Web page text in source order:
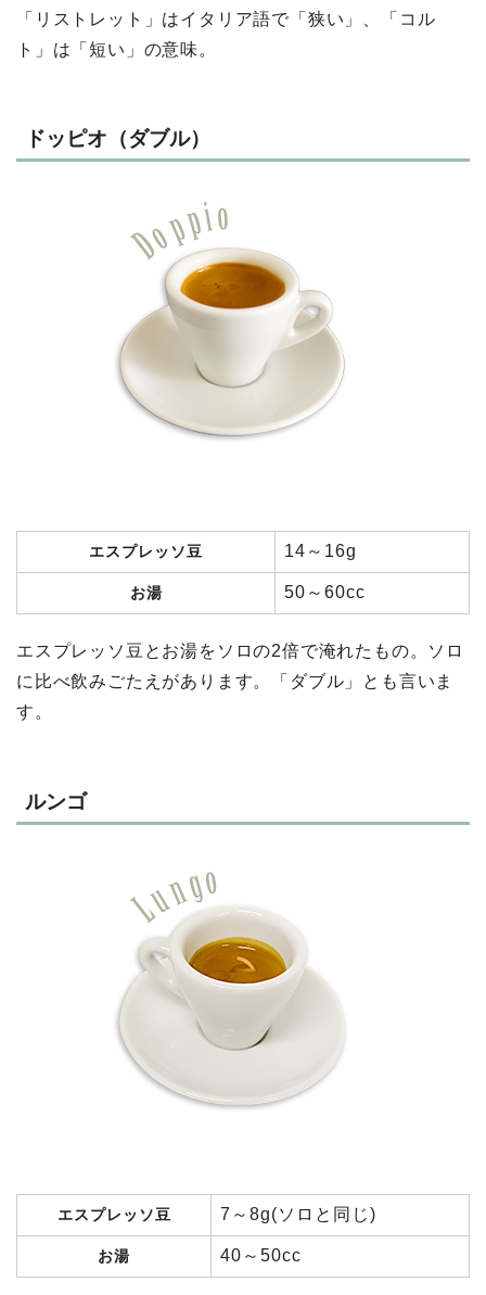
「リストレット」はイタリア語で「狭い」、「コル
ト」は「短い」の意味。
ドッピオ（ダブル）
エスプレッソ豆 14～16g
お湯 50～60cc
エスプレッソ豆とお湯をソロの2倍で淹れたもの。ソロ
に比べ飲みごたえがあります。「ダブル」とも言いま
す。
ルンゴ
エスプレッソ豆 7～8g(ソロと同じ)
お湯 40～50cc